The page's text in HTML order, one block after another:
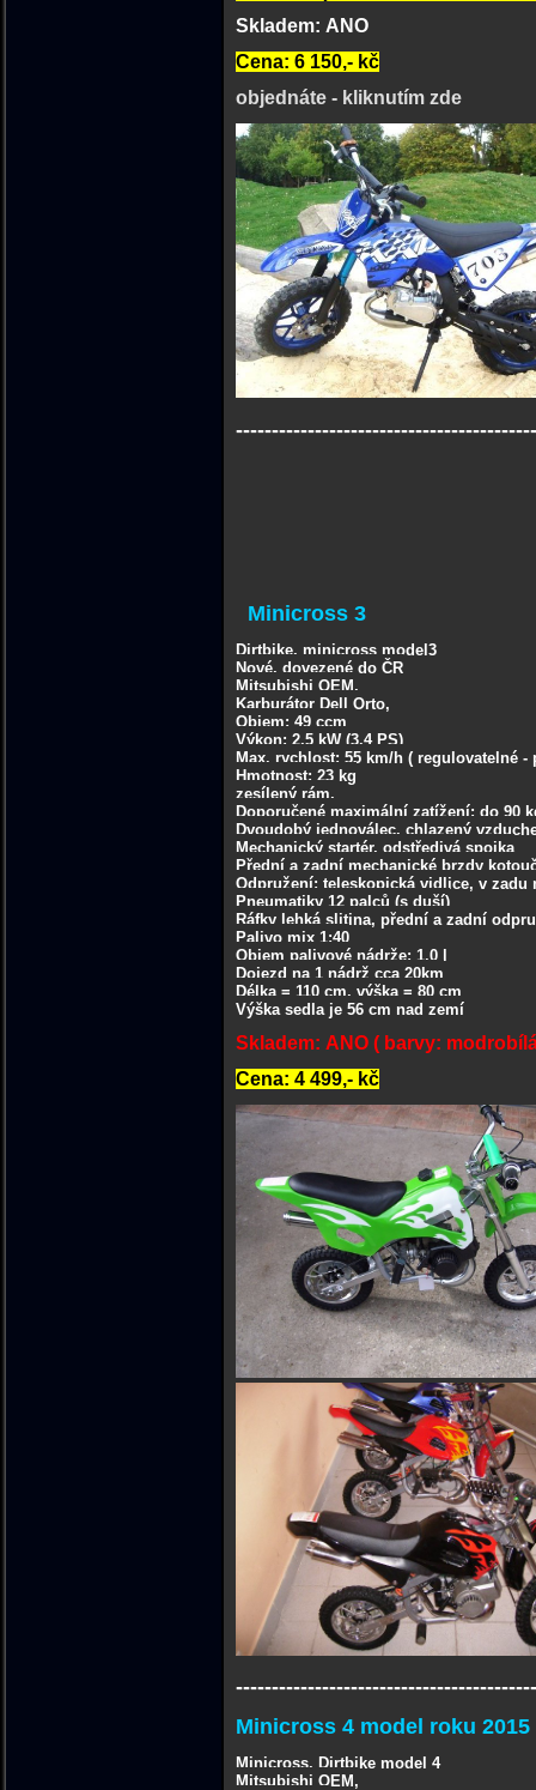
Skladem: ANO
Cena: 6 150,- kč
objednáte - kliknutím zde
Minicross 3
Dirtbike, minicross model3
Nové, dovezené do ČR
Mitsubishi OEM,
Karburátor Dell Orto,
Objem: 49 ccm
Výkon: 2,5 kW (3.4 PS)
Max. rychlost: 55 km/h ( regulovatelné -
Hmotnost: 23 kg
zesílený rám,
Doporučené maximální zatížení: do 90
Dvoudobý jednoválec, chlazený
Mechanický startér, odstředivá spojka
Přední a zadní mechanické brzdy
Odpružení: teleskopická vidlice, v zadu
Pneumatiky 12 palců (s duší)
Ráfky lehká slitina, přední a zadní
Palivo mix 1:40
Objem palivové nádrže: 1,0 l
Dojezd na 1 nádrž cca 20km
Délka = 110 cm, výška = 80 cm
Výška sedla je 56 cm nad zemí
Skladem: ANO ( barvy:
Cena: 4 499,- kč
Minicross 4 model roku 2015
Minicross, Dirtbike model 4
Mitsubishi OEM,